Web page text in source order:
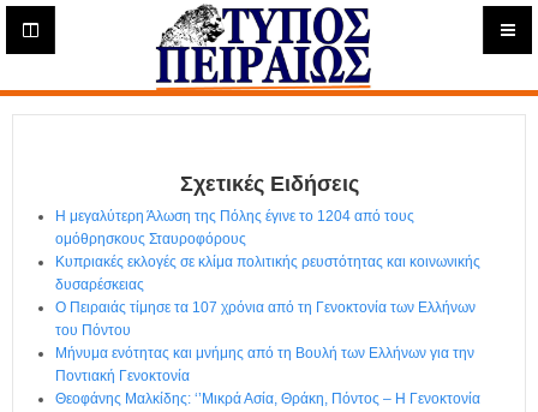
Η
ε
ρ
Σχετικές Ειδήσεις
Η μεγαλύτερη Άλωση της Πόλης έγινε το 1204 από τους
ομόθρησκους Σταυροφόρους
Κυπριακές εκλογές σε κλίμα πολιτικής ρευστότητας και κοινωνικής
δυσαρέσκειας
Ο Πειραιάς τίμησε τα 107 χρόνια από τη Γενοκτονία των Ελλήνων
του Πόντου
Μήνυμα ενότητας και μνήμης από τη Βουλή των Ελλήνων για την
Ποντιακή Γενοκτονία
Θεοφάνης Μαλκίδης: ‘’Μικρά Ασία, Θράκη, Πόντος – H Γενοκτονία